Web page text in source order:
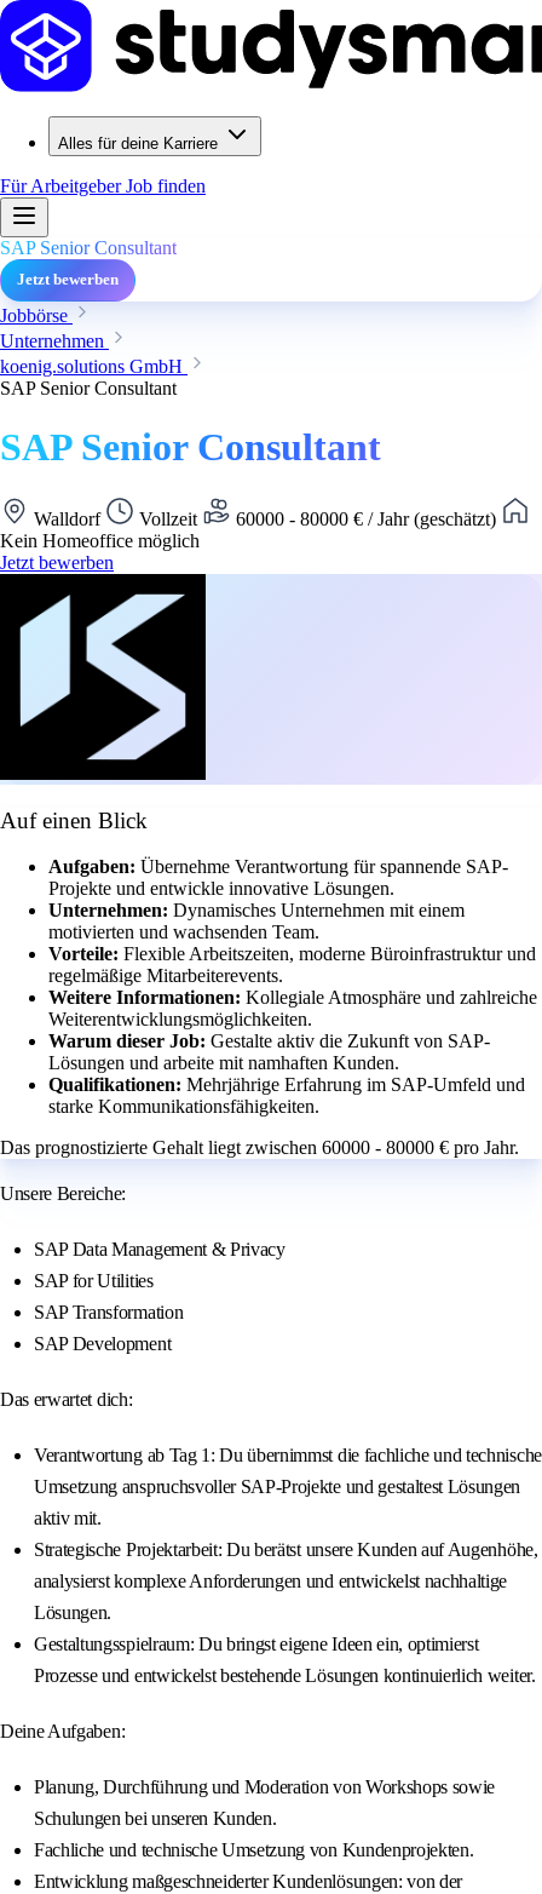
Alles für deine Karriere
Für ArbeitgeberJob finden
SAP Senior Consultant
Jetzt bewerben
Jobbörse
Unternehmen
koenig.solutions GmbH
SAP Senior Consultant
SAP Senior Consultant
Walldorf Vollzeit
60000 - 80000 € / Jahr (geschätzt)
Kein Homeoffice möglich
Jetzt bewerben
Auf einen Blick
Aufgaben: Übernehme Verantwortung für spannende SAP-
Projekte und entwickle innovative Lösungen.
Unternehmen: Dynamisches Unternehmen mit einem
motivierten und wachsenden Team.
Vorteile: Flexible Arbeitszeiten, moderne Büroinfrastruktur und
regelmäßige Mitarbeiterevents.
Weitere Informationen: Kollegiale Atmosphäre und zahlreiche
Weiterentwicklungsmöglichkeiten.
Warum dieser Job: Gestalte aktiv die Zukunft von SAP-
Lösungen und arbeite mit namhaften Kunden.
Qualifikationen: Mehrjährige Erfahrung im SAP-Umfeld und
starke Kommunikationsfähigkeiten.
Das prognostizierte Gehalt liegt zwischen 60000 - 80000 € pro Jahr.
Unsere Bereiche:
SAP Data Management & Privacy
SAP for Utilities
SAP Transformation
SAP Development
Das erwartet dich:
Verantwortung ab Tag 1: Du übernimmst die fachliche und technische
Umsetzung anspruchsvoller SAP-Projekte und gestaltest Lösungen
aktiv mit.
Strategische Projektarbeit: Du berätst unsere Kunden auf Augenhöhe,
analysierst komplexe Anforderungen und entwickelst nachhaltige
Lösungen.
Gestaltungsspielraum: Du bringst eigene Ideen ein, optimierst
Prozesse und entwickelst bestehende Lösungen kontinuierlich weiter.
Deine Aufgaben:
Planung, Durchführung und Moderation von Workshops sowie
Schulungen bei unseren Kunden.
Fachliche und technische Umsetzung von Kundenprojekten.
Entwicklung maßgeschneiderter Kundenlösungen: von der